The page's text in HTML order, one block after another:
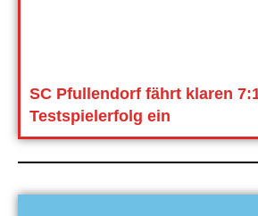
SC Pfullendorf fährt klaren
Testspielerfolg ein